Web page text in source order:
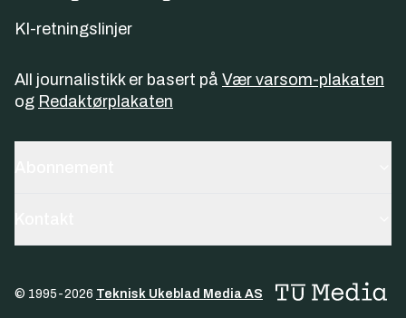
KI-retningslinjer
All journalistikk er basert på Vær varsom-plakaten
og Redaktørplakaten
© 1995-2026 Teknisk Ukeblad Media AS